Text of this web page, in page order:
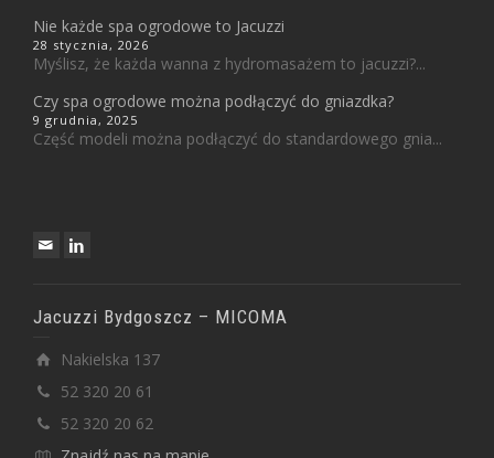
Nie każde spa ogrodowe to Jacuzzi
28 stycznia, 2026
Myślisz, że każda wanna z hydromasażem to jacuzzi?...
Czy spa ogrodowe można podłączyć do gniazdka?
9 grudnia, 2025
Część modeli można podłączyć do standardowego gnia...
Jacuzzi Bydgoszcz – MICOMA
Nakielska 137
52 320 20 61
52 320 20 62